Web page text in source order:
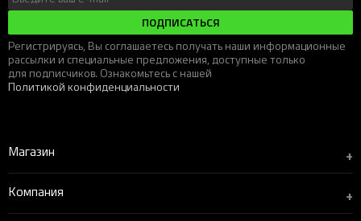
ПОДПИСАТЬСЯ
Регистрируясь, Вы соглашаетесь получать наши информационные
рассылки и специальные предложения, доступные только
для подписчиков. Ознакомьтесь с нашей
Политикой конфиденциальности
Магазин +
Компания +